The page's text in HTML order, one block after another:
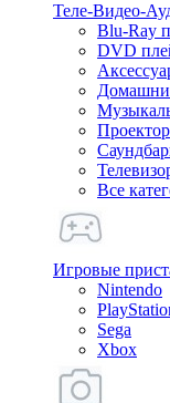
Теле-Видео-
Blu-Ray
DVD
Все
Игровые
Nintendo
Sega
Xbox